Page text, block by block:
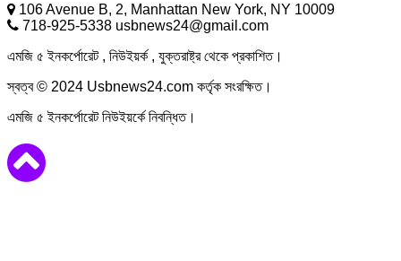
106 Avenue B, 2, Manhattan New York, NY 10009
718-925-5338 usbnews24@gmail.com
এমজি ৫ ইনকর্পোরেট , নিউইয়র্ক , যুক্তরাষ্ট্র থেকে প্রকাশিত।
স্বত্ব © 2024 Usbnews24.com কর্তৃক সংরক্ষিত।
এমজি ৫ ইনকর্পোরেট নিউইয়র্কে নিবন্ধিত।